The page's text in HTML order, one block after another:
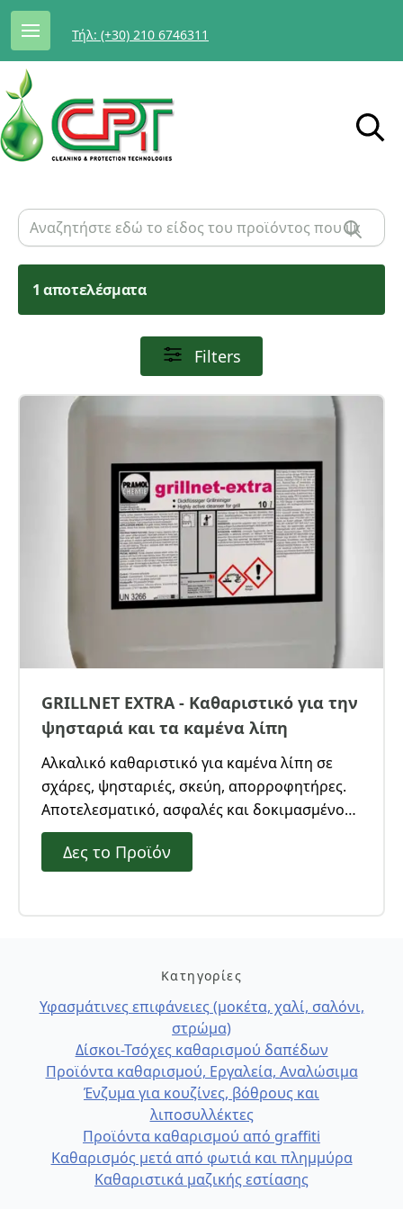
Τήλ: (+30) 210 6746311
1 αποτελέσματα
Filters
GRILLNET EXTRA - Καθαριστικό για την
ψησταριά και τα καμένα λίπη
Αλκαλικό καθαριστικό για καμένα λίπη σε
σχάρες, ψησταριές, σκεύη, απορροφητήρες.
Αποτελεσματικό, ασφαλές και δοκιμασμένο
από τους επαγγελματίες. Χωρίς επικίνδυνα
συστατικά, σε υγρή μορφή για χρήση και με
Δες το Προϊόν
Κατηγορίες
Υφασμάτινες επιφάνειες (μοκέτα, χαλί, σαλόνι,
στρώμα)
Δίσκοι-Τσόχες καθαρισμού δαπέδων
Προϊόντα καθαρισμού, Εργαλεία, Αναλώσιμα
Ένζυμα για κουζίνες, βόθρους και
λιποσυλλέκτες
Προϊόντα καθαρισμού από graffiti
Καθαρισμός μετά από φωτιά και πλημμύρα
Καθαριστικά μαζικής εστίασης